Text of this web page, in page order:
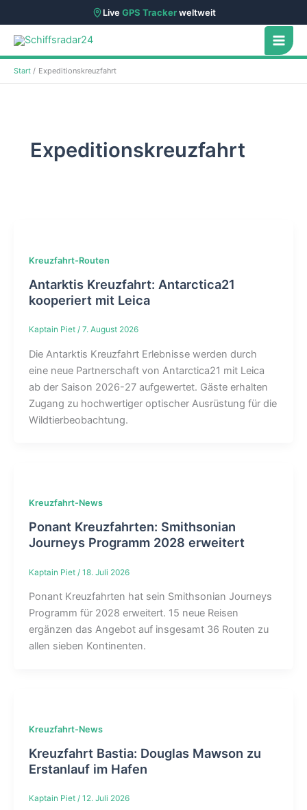
LiveGPS Trackerweltweit
Zum
Inhalt
springen
Start Expeditionskreuzfahrt
Expeditionskreuzfahrt
Kreuzfahrt-Routen
Antarktis Kreuzfahrt: Antarctica21
kooperiert mit Leica
Kaptain Piet / 7. August 2026
Die Antarktis Kreuzfahrt Erlebnisse werden durch
eine neue Partnerschaft von Antarctica21 mit Leica
ab der Saison 2026-27 aufgewertet. Gäste erhalten
Zugang zu hochwertiger optischer Ausrüstung für die
Wildtierbeobachtung.
Kreuzfahrt-News
Ponant Kreuzfahrten: Smithsonian
Journeys Programm 2028 erweitert
Kaptain Piet / 18. Juli 2026
Ponant Kreuzfahrten hat sein Smithsonian Journeys
Programm für 2028 erweitert. 15 neue Reisen
ergänzen das Angebot auf insgesamt 36 Routen zu
allen sieben Kontinenten.
Kreuzfahrt-News
Kreuzfahrt Bastia: Douglas Mawson zu
Erstanlauf im Hafen
Kaptain Piet / 12. Juli 2026